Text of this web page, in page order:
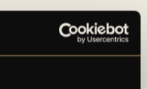
Karlbergs
5 januari, det